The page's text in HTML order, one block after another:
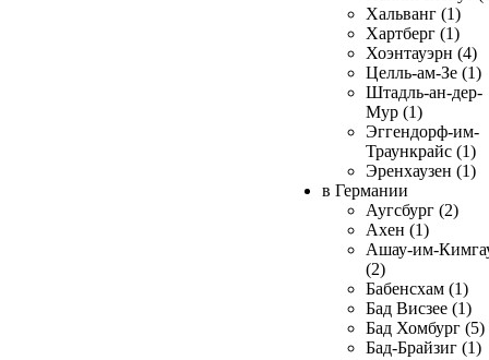
Хальванг (1)
Хартберг (1)
Хоэнтауэрн (4)
Целль-ам-Зе (1)
Штадль-ан-дер-
Мур (1)
Эггендорф-им-
Траункрайс (1)
Эренхаузен (1)
в Германии
Аугсбург (2)
Ахен (1)
Ашау-им-
(2)
Бабенсхам (1)
Бад Висзее (1)
Бад Хомбург (5)
Бад-Брайзиг (1)